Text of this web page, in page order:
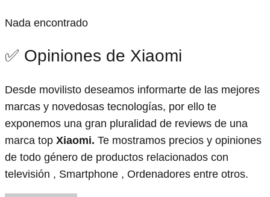
Nada encontrado
✅ Opiniones de Xiaomi
Desde movilisto deseamos informarte de las mejores
marcas y novedosas tecnologías, por ello te
exponemos una gran pluralidad de reviews de una
marca top Xiaomi. Te mostramos precios y opiniones
de todo género de productos relacionados con
televisión , Smartphone , Ordenadores entre otros.